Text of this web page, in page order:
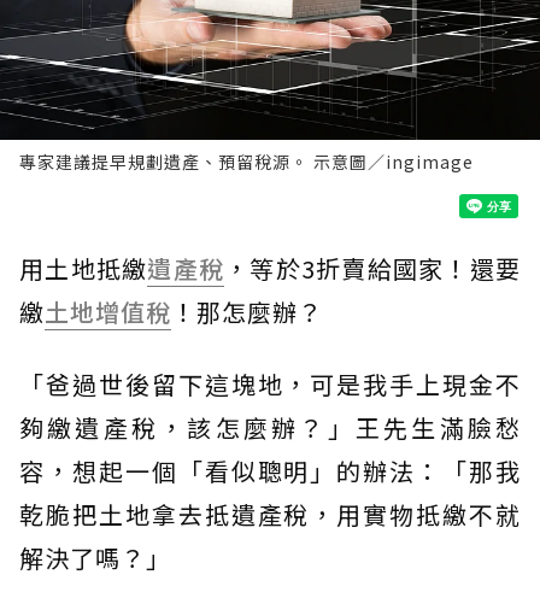
專家建議提早規劃遺產、預留稅源。 示意圖／ingimage
用土地抵繳遺產稅 ，等於3折賣給國家！還要
繳土地增值稅 ！那怎麼辦？
「爸過世後留下這塊地，可是我手上現金不
夠繳遺產稅，該怎麼辦？」王先生滿臉愁
容，想起一個「看似聰明」的辦法：「那我
乾脆把土地拿去抵遺產稅，用實物抵繳不就
解決了嗎？」